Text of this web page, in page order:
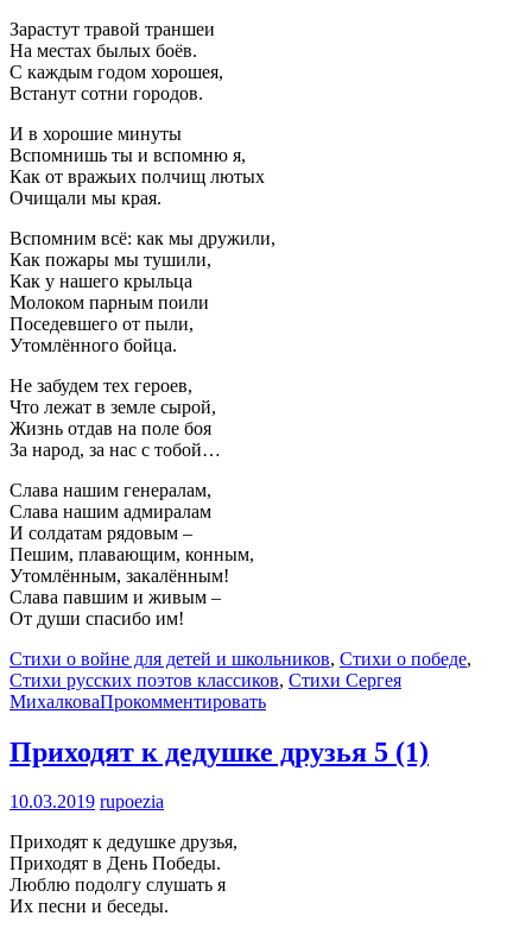
Зарастут травой траншеи
На местах былых боёв.
С каждым годом хорошея,
Встанут сотни городов.
И в хорошие минуты
Вспомнишь ты и вспомню я,
Как от вражьих полчищ лютых
Очищали мы края.
Вспомним всё: как мы дружили,
Как пожары мы тушили,
Как у нашего крыльца
Молоком парным поили
Поседевшего от пыли,
Утомлённого бойца.
Не забудем тех героев,
Что лежат в земле сырой,
Жизнь отдав на поле боя
За народ, за нас с тобой…
Слава нашим генералам,
Слава нашим адмиралам
И солдатам рядовым –
Пешим, плавающим, конным,
Утомлённым, закалённым!
Слава павшим и живым –
От души спасибо им!
Стихи о войне для детей и школьников, Стихи о победе,
Стихи русских поэтов классиков, Стихи Сергея
МихалковаПрокомментировать
Приходят к дедушке друзья 5 (1)
10.03.2019 rupoezia
Приходят к дедушке друзья,
Приходят в День Победы.
Люблю подолгу слушать я
Их песни и беседы.